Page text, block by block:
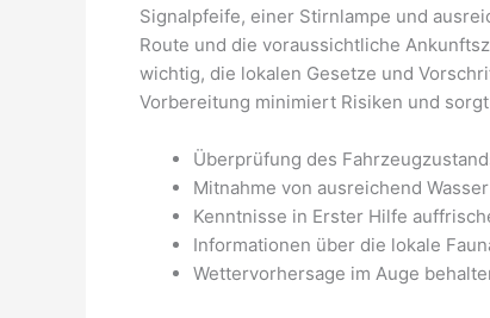
Signalpfeife, einer Stirnlampe und
Route und die voraussichtliche
wichtig, die lokalen Gesetze und
Vorbereitung minimiert Risiken und
Überprüfung des
Mitnahme von ausreichend
Kenntnisse in Erster Hilfe
Informationen über die lokale
Wettervorhersage im Auge